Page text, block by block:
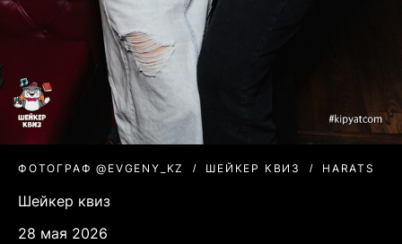
ФОТОГРАФ @EVGENY_KZ ШЕЙКЕР КВИЗ HARATS
Шейкер квиз
28 мая 2026